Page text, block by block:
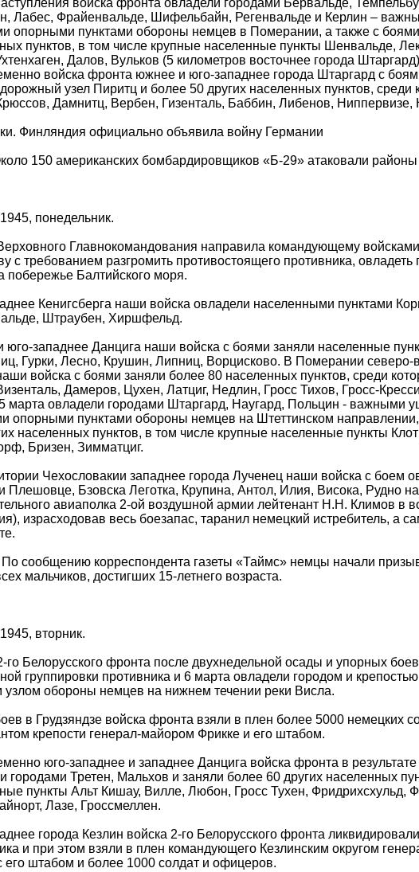
войска фронта овладели городами Бервальде,
Лабес, Фрайенвальде, Шифельбайн, Регенвальде и Керлин –
опорными пунктами обороны немцев в Померании, а также с боями
пунктов, в том числе крупные населенные пункты Шенвальде,
Далов, Вульков (5 километров восточнее города
войска фронта южнее и юго-западнее города Штаргард с
узел Пиритц и более 50 других населенных пунктов,
Дамнитц, Вербен, Гизенталь, Баббин, Либенов, Ниппервизе,
Финляндия официально объявила войну Германии
150 американских бомбардировщиков «Б-29» атаковали районы
понедельник.
Главнокомандования направила командующему
с требованием разгромить противостоящего противника,
побережье Балтийского моря.
Кенигсберга наши войска овладели населенными пунктами
Штраубен, Хиршфельд.
западнее Данцига наши войска с боями заняли населенные
Гурки, Лесно, Крушин, Липниц, Ворцисково. В Померании северо-
войска с боями заняли более 80 населенных пунктов, среди
Дамеров, Цухен, Латциг, Недлин, Гросс Тихов, Гросс-
марта овладели городами Штаргард, Наугард, Польцин - важными
опорными пунктами обороны немцев на Штеттинском
населенных пунктов, в том числе крупные населенные пункты
Бризен, Зимматциг.
Чехословакии западнее города Лученец наши войска с боем
Плешовце, Бзовска Леготка, Крупина, Антол, Илия, Висока, Рудно
авиаполка 2-ой воздушной армии лейтенант Н.Н. Климов в
израсходовав весь боезапас, таранил немецкий истребитель, а
сообщению корреспондента газеты «Таймс» немцы начали
мальчиков, достигших 15-летнего возраста.
вторник.
го Белорусского фронта после двухнедельной осады и упорных
группировки противника и 6 марта овладели городом и
обороны немцев на нижнем течении реки Висла.
в Грудзяндзе войска фронта взяли в плен более 5000 немецких
крепости генерал-майором Фрикке и его штабом.
юго-западнее и западнее Данцига войска фронта в
городами Третен, Мальхов и заняли более 60 других населенных
пункты Альт Кишау, Вилле, Любон, Гросс Тухен, Фридрихсхульд,
Лазе, Гроссмеллен.
города Кезлин войска 2-го Белорусского фронта
и при этом взяли в плен командующего Кезлинским округом
его штабом и более 1000 солдат и офицеров.